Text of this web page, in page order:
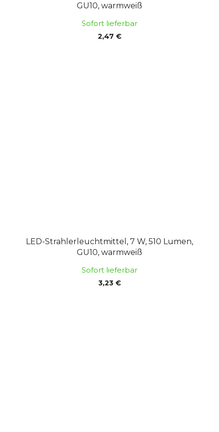
GU10, warmweiß
Sofort lieferbar
2,47 €
LED-Strahlerleuchtmittel, 7 W, 510 Lumen,
GU10, warmweiß
Sofort lieferbar
3,23 €